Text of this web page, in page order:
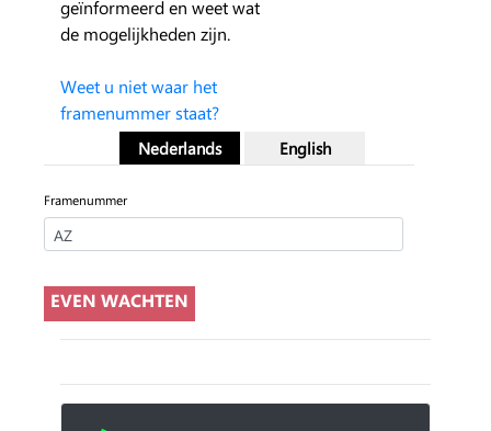
geïnformeerd en weet wat
de mogelijkheden zijn.
Weet u niet waar het
framenummer staat?
Nederlands English
Framenummer
EVEN WACHTEN